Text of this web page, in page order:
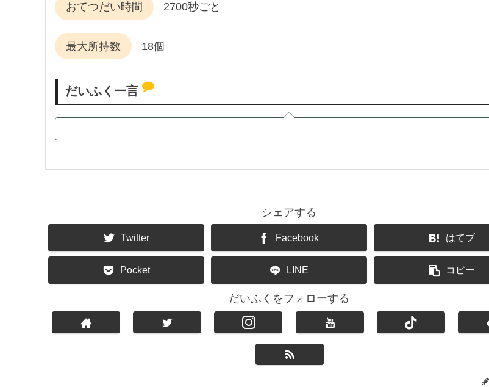
おてつだい時間 2700秒ごと
最大所持数 18個
だいふく一言
シェアする
Twitter Facebook はてブ
Pocket LINE コピー
だいふくをフォローする